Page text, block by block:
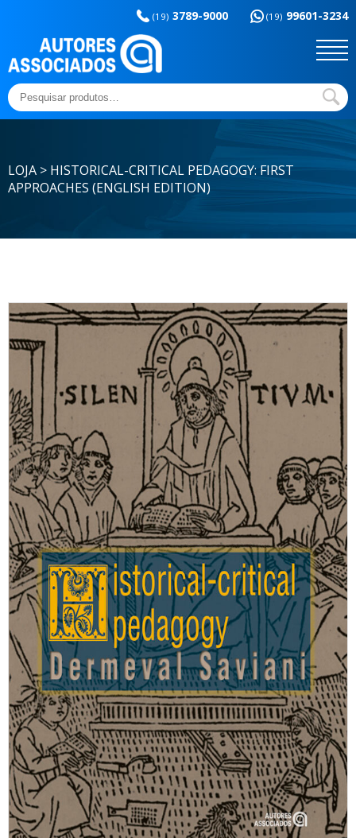
(19) 3789-9000 (19) 99601-3234
Pesquisar
por:
educação
Outros títulos
Sem categoria
Temas básicos
LOJA > HISTORICAL-CRITICAL PEDAGOGY: FIRST
APPROACHES (ENGLISH EDITION)